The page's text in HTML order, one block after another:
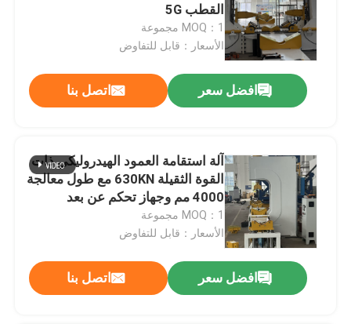
القطب 5G
MOQ：1 مجموعة
الأسعار：قابل للتفاوض
افضل سعر اتصل بنا
آلة استقامة العمود الهيدروليكي ذات
القوة الثقيلة 630KN مع طول معالجة
4000 مم وجهاز تحكم عن بعد
لاسلكي
MOQ：1 مجموعة
الأسعار：قابل للتفاوض
افضل سعر اتصل بنا